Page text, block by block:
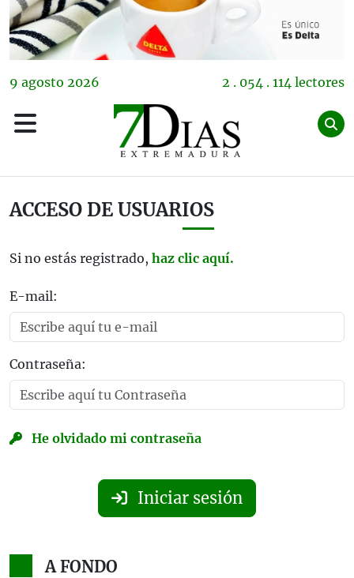
9 agosto 2026 2 . 054 . 114 lectores
ACCESO DE USUARIOS
Si no estás registrado, haz clic aquí.
E-mail:
Contraseña:
He olvidado mi contraseña
Iniciar sesión
A FONDO